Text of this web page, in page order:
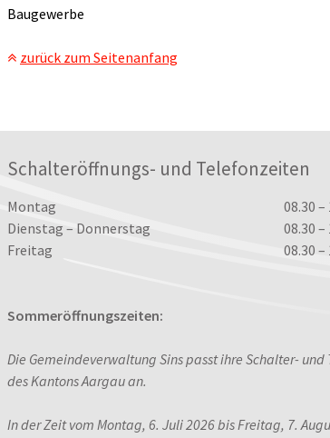
Baugewerbe
zurück zum Seitenanfang
Schalteröffnungs- und Telefonzeiten
TagÖffnungszeiten
Montag
08.30
Dienstag – Donnerstag
08.30
Freitag
08.30 –
Sommeröffnungszeiten:
Die Gemeindeverwaltung Sins passt ihre Schalter-
des Kantons Aargau an.
In der Zeit vom Montag, 6. Juli 2026 bis Freitag, 7.